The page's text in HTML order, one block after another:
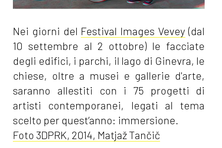
Nei giorni del Festival Images Vevey (dal
10 settembre al 2 ottobre) le facciate
degli edifici, i parchi, il lago di Ginevra, le
chiese, oltre a musei e gallerie d'arte,
saranno allestiti con i 75 progetti di
artisti contemporanei, legati al tema
scelto per quest’anno: immersione.
Foto 3DPRK, 2014, Matjaž Tančič